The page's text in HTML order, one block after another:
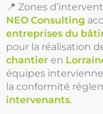
📍 Zones
NEO Consulting
entreprises du
pour la réalisation
chantier en
équipes
la conformité
intervenants.